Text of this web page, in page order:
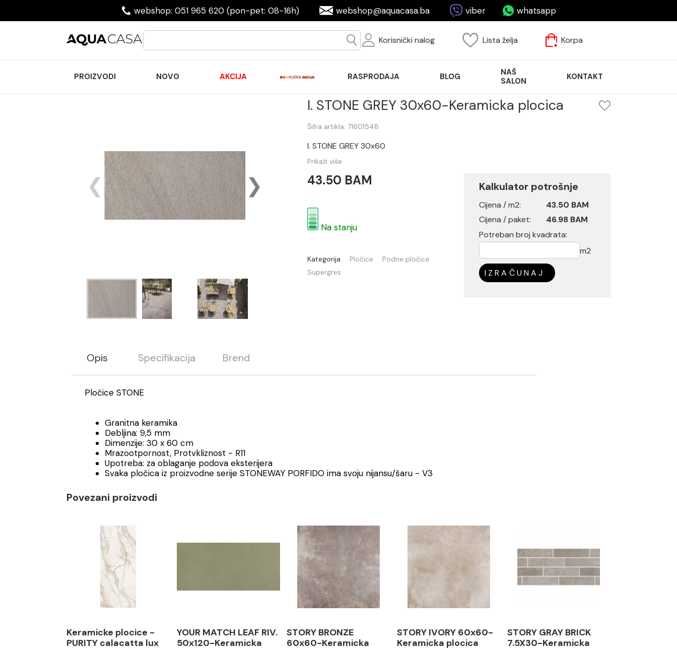
webshop: 051 965 620 (pon-pet: 08-16h) webshop@aquacasa.ba viber whatsapp
Korisnički nalog Lista želja Korpa
PROIZVODI NOVO AKCIJA RASPRODAJA BLOG
NAŠ
SALON
KONTAKT
I. STONE GREY 30x60-Keramicka plocica
Šifra artikla: 71601548
I. STONE GREY 30x60
Prikaži više
43.50 BAM
Na stanju
Kategorija Pločice
Podne pločice
Supergres
Kalkulator potrošnje
Cijena / m2:
43.50 BAM
Cijena / paket:
46.98 BAM
Potreban broj kvadrata:
m2
IZRAČUNAJ
Opis Specifikacija Brend
Pločice STONE
Granitna keramika
Debljina: 9,5 mm
Dimenzije: 30 x 60 cm
Mrazootpornost, Protvkliznost - R11
Upotreba: za oblaganje podova eksterijera
Svaka pločica iz proizvodne serije STONEWAY PORFIDO ima svoju nijansu/šaru - V3
Povezani proizvodi
Keramicke plocice -
PURITY calacatta lux
YOUR MATCH LEAF RIV.
50x120-Keramicka
STORY BRONZE
60x60-Keramicka
STORY IVORY 60x60-
Keramicka plocica
STORY GRAY BRICK
7.5X30-Keramicka